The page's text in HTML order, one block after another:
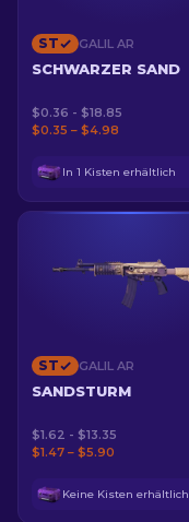
ST GALIL AR
SCHWARZER SAND
$0.36 - $18.85
$0.35 – $4.98
In 1 Kisten erhältlich
ST GALIL AR
SANDSTURM
$1.62 - $13.35
$1.47 – $5.90
Keine Kisten erhältlich